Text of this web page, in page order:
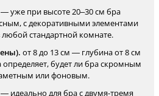
— уже при высоте 20–30 см бра
с декоративными элементами
любой стандартной комнате.
от 8 до 13 см — глубина от 8 см
будет ли бра скромным
или фоновым.
идеально для бра с двумя-тремя